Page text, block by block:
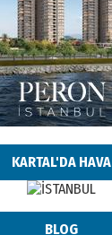
KARTAL'DA HAVA
BLOG